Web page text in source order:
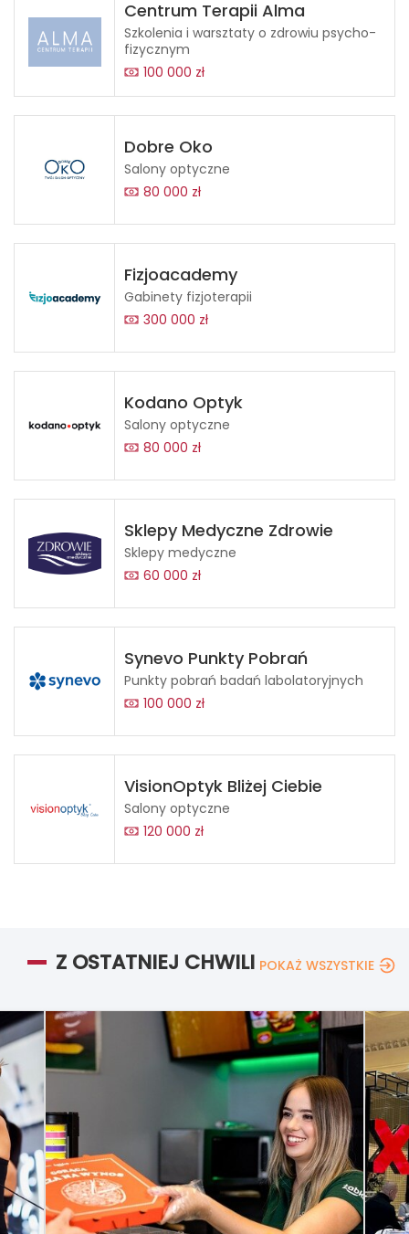
Centrum Terapii Alma
Szkolenia i warsztaty o zdrowiu psycho-
fizycznym
100 000 zł
Dobre Oko
Salony optyczne
80 000 zł
Fizjoacademy
Gabinety fizjoterapii
300 000 zł
Kodano Optyk
Salony optyczne
80 000 zł
Sklepy Medyczne Zdrowie
Sklepy medyczne
60 000 zł
Synevo Punkty Pobrań
Punkty pobrań badań labolatoryjnych
100 000 zł
VisionOptyk Bliżej Ciebie
Salony optyczne
120 000 zł
Z OSTATNIEJ CHWILI POKAŻ WSZYSTKIE